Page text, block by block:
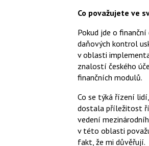
Co považujete ve
Pokud jde o
daňových kontrol
v oblasti
znalostí českého
finančních modulů.
Co se týká řízení
dostala příležitost
vedení
v této oblasti
fakt, že mi důvěřují.